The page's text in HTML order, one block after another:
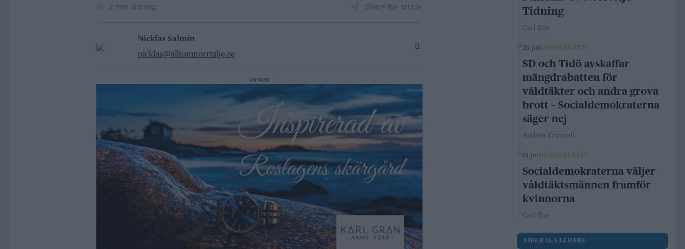
2 min läsning Share the article
Nicklas Salmin
nicklas@alltomnorrtalje.se
ANNONS
Tidning
Carl Eos
20 jul KONSERVATIV
SD och Tidö avskaffar
mängdrabatten för
våldtäkter och andra grova
brott – Socialdemokraterna
säger nej
Andrea Kronvall
15 jul KONSERVATIV
Socialdemokraterna väljer
våldtäktsmännen framför
kvinnorna
Carl Eos
LIBERALA LEDARE